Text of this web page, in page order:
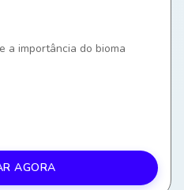
a importância do bioma
AGORA